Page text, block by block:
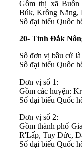
Gồm thị xã
Búk, Krông Năng,
Số đại biểu Quốc
20- Tỉnh Đắk
Số đơn vị bầu cử
Số đại biểu Quốc
Đơn vị số 1:
Gồm các huyện:
Số đại biểu Quốc
Đơn vị số 2:
Gồm thành phố
R'Lấp, Tuy Đức,
Số đại biểu Quốc